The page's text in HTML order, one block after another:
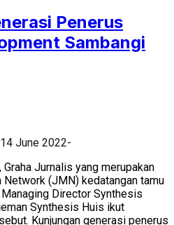
Penerus
Sambangi
14 June 2022
Jurnalis yang merupakan
(JMN) kedatangan tamu
Director Synthesis
Synthesis Huis ikut
Kunjungan generasi penerus